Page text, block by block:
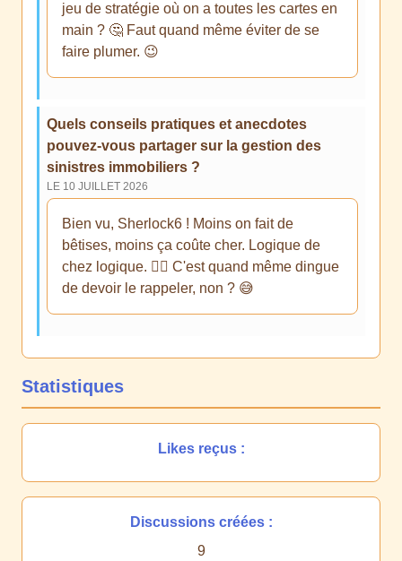
jeu de stratégie où on a toutes les cartes en
main ? 🤔 Faut quand même éviter de se
faire plumer. 😉
Quels conseils pratiques et anecdotes
pouvez-vous partager sur la gestion des
sinistres immobiliers ?
LE 10 JUILLET 2026
Bien vu, Sherlock6 ! Moins on fait de
bêtises, moins ça coûte cher. Logique de
chez logique. 🤷‍♂️ C'est quand même dingue
de devoir le rappeler, non ? 😅
Statistiques
Likes reçus :
Discussions créées :
9